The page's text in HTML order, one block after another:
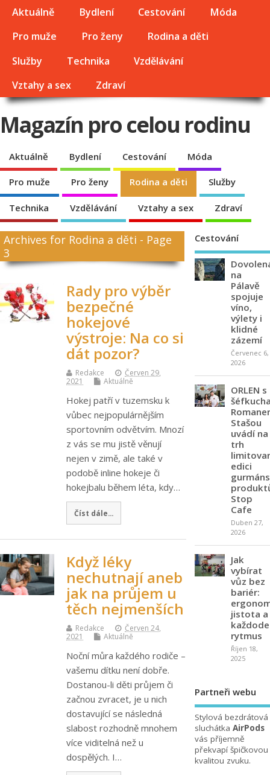
Aktuálně Bydlení Cestování
Móda
Pro muže
Pro ženy
Rodina a děti
Služby
Technika
Vzdělávání
Vztahy a sex
Zdraví
Magazín pro celou rodinu
Aktuálně Bydlení Cestování Móda
Pro muže Pro ženy Rodina a děti Služby
Technika Vzdělávání Vztahy a sex Zdraví
Archives for Rodina a děti - Page
3
Rady pro výběr
bezpečné
hokejové
výstroje: Na co si
dát pozor?
Redakce
Červen 29,
2021
Aktuálně
Hokej patří v tuzemsku k
vůbec nejpopulárnějším
sportovním odvětvím. Mnozí
z vás se mu jistě věnují
nejen v zimě, ale také v
podobě inline hokeje či
hokejbalu během léta, kdy…
Číst dále...
Když léky
nechutnají aneb
jak na průjem u
těch nejmenších
Redakce
Červen 24,
2021
Aktuálně
Noční můra každého rodiče –
vašemu dítku není dobře.
Dostanou-li děti průjem či
začnou zvracet, je u nich
dostavující se následná
slabost rozhodně mnohem
více viditelná než u
dospělých. I…
Cestování
na
Pálavě
spojuje
víno,
výlety i
klidné
zázemí
Červenec 6,
2026
ORLEN s
Stašou
uvádí na
trh
edici
Stop
Cafe
Duben 27,
2026
Jak
vybírat
vůz bez
bariér:
jistota a
rytmus
Říjen 18,
2025
Partneři webu
Stylová bezdrátová
sluchátka AirPods
vás příjemně
překvapí špičkovou
kvalitou zvuku.